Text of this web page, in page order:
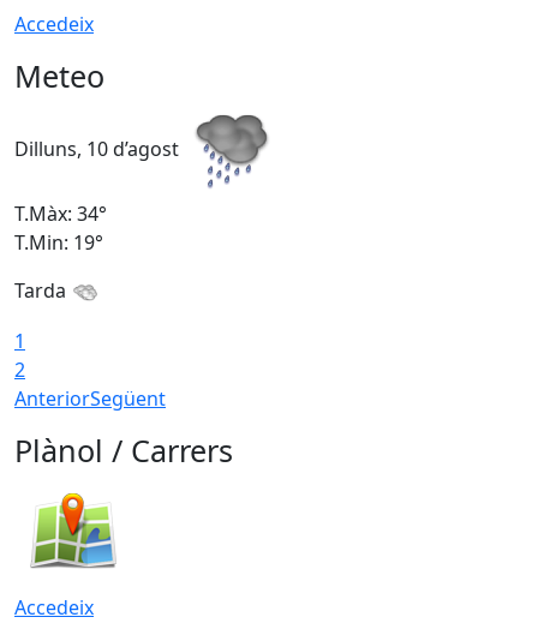
Accedeix
Meteo
Dilluns, 10 d’agost
T.Màx: 34°
T.Min: 19°
Tarda
1
2
AnteriorSegüent
Plànol / Carrers
Accedeix